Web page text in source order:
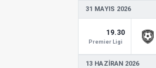
31 MAYIS 2026
19.30
Premier Ligi
13 HAZIRAN 2026